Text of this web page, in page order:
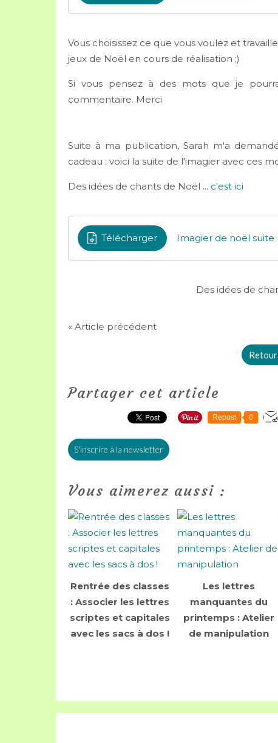
Vous choisissez ce que vous voulez et
jeux de Noël en cours de réalisation ;)
Si vous pensez à des mots que je
commentaire. Merci
Suite à ma publication, Sarah m'a
cadeau : voici la suite de l'imagier avec ces
Des idées de chants de Noël ... c'est ici
Télécharger Imagier de noël suite
Des idées de
« Article précédent
Partager cet article
Repost 0
S'inscrire à la newsletter
Vous aimerez aussi :
Rentrée des classes
: Associer les lettres
scriptes et capitales
avec les sacs à dos !
Les lettres
manquantes du
printemps : Atelier
de manipulation